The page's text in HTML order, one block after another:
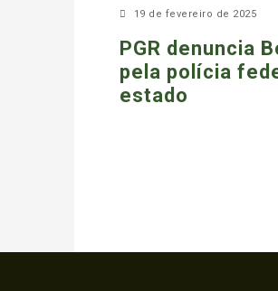
19 de fevereiro de 2025
PGR denuncia
pela polícia
estado